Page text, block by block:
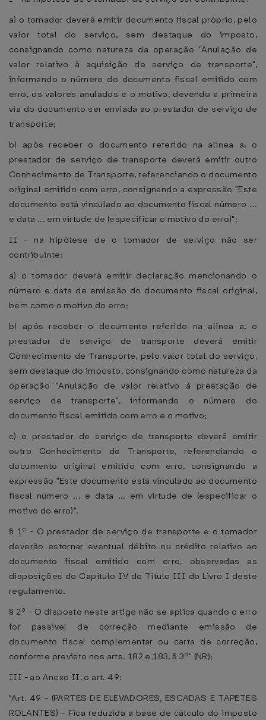
a) o tomador deverá emitir documento fiscal próprio, pelo
valor total do serviço, sem destaque do imposto,
consignando como natureza da operação "Anulação de
valor relativo à aquisição de serviço de transporte",
informando o número do documento fiscal emitido com
erro, os valores anulados e o motivo, devendo a primeira
via do documento ser enviada ao prestador de serviço de
transporte;
b) após receber o documento referido na alínea a, o
prestador de serviço de transporte deverá emitir outro
Conhecimento de Transporte, referenciando o documento
original emitido com erro, consignando a expressão "Este
documento está vinculado ao documento fiscal número ...
e data ... em virtude de (especificar o motivo do erro)";
II - na hipótese de o tomador de serviço não ser
contribuinte:
a) o tomador deverá emitir declaração mencionando o
número e data de emissão do documento fiscal original,
bem como o motivo do erro;
b) após receber o documento referido na alínea a, o
prestador de serviço de transporte deverá emitir
Conhecimento de Transporte, pelo valor total do serviço,
sem destaque do imposto, consignando como natureza da
operação "Anulação de valor relativo à prestação de
serviço de transporte", informando o número do
documento fiscal emitido com erro e o motivo;
c) o prestador de serviço de transporte deverá emitir
outro Conhecimento de Transporte, referenciando o
documento original emitido com erro, consignando a
expressão "Este documento está vinculado ao documento
fiscal número ... e data ... em virtude de (especificar o
motivo do erro)".
§ 1º - O prestador de serviço de transporte e o tomador
deverão estornar eventual débito ou crédito relativo ao
documento fiscal emitido com erro, observadas as
disposições do Capítulo IV do Título III do Livro I deste
regulamento.
§ 2º - O disposto neste artigo não se aplica quando o erro
for passível de correção mediante emissão de
documento fiscal complementar ou carta de correção,
conforme previsto nos arts. 182 e 183, § 3º" (NR);
III - ao Anexo II, o art. 49:
"Art. 49 - (PARTES DE ELEVADORES, ESCADAS E TAPETES
ROLANTES) - Fica reduzida a base de cálculo do imposto